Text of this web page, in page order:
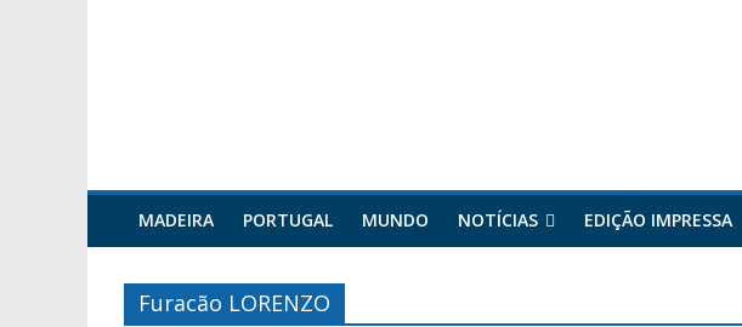
MADEIRA PORTUGAL MUNDO NOTÍCIAS EDIÇÃO IMPRESSA
Furacão LORENZO